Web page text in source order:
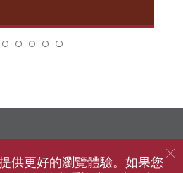
供更好的瀏覽體驗。如果您